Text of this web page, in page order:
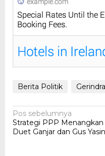
Berita Politik Gerindra
Navigasi
pos
Pos sebelumnya
Strategi PPP Menangkan
Duet Ganjar dan Gus Yasin